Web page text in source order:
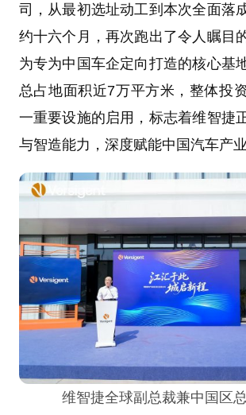
司，从最初选址动工到本次全面落
约十六个月，再次跑出了令人瞩目
为专为中国车企定向打造的核心基
总占地面积近7万平方米，整体投
一重要设施的启用，标志着维智捷
与智造能力，深度赋能中国汽车产
维智捷全球副总裁兼中国区